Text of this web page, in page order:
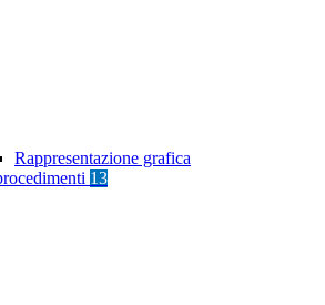
Rappresentazione grafica
13